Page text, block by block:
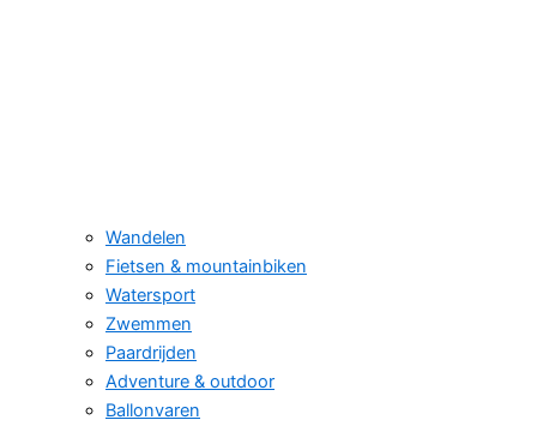
Wandelen
Fietsen & mountainbiken
Watersport
Zwemmen
Paardrijden
Adventure & outdoor
Ballonvaren